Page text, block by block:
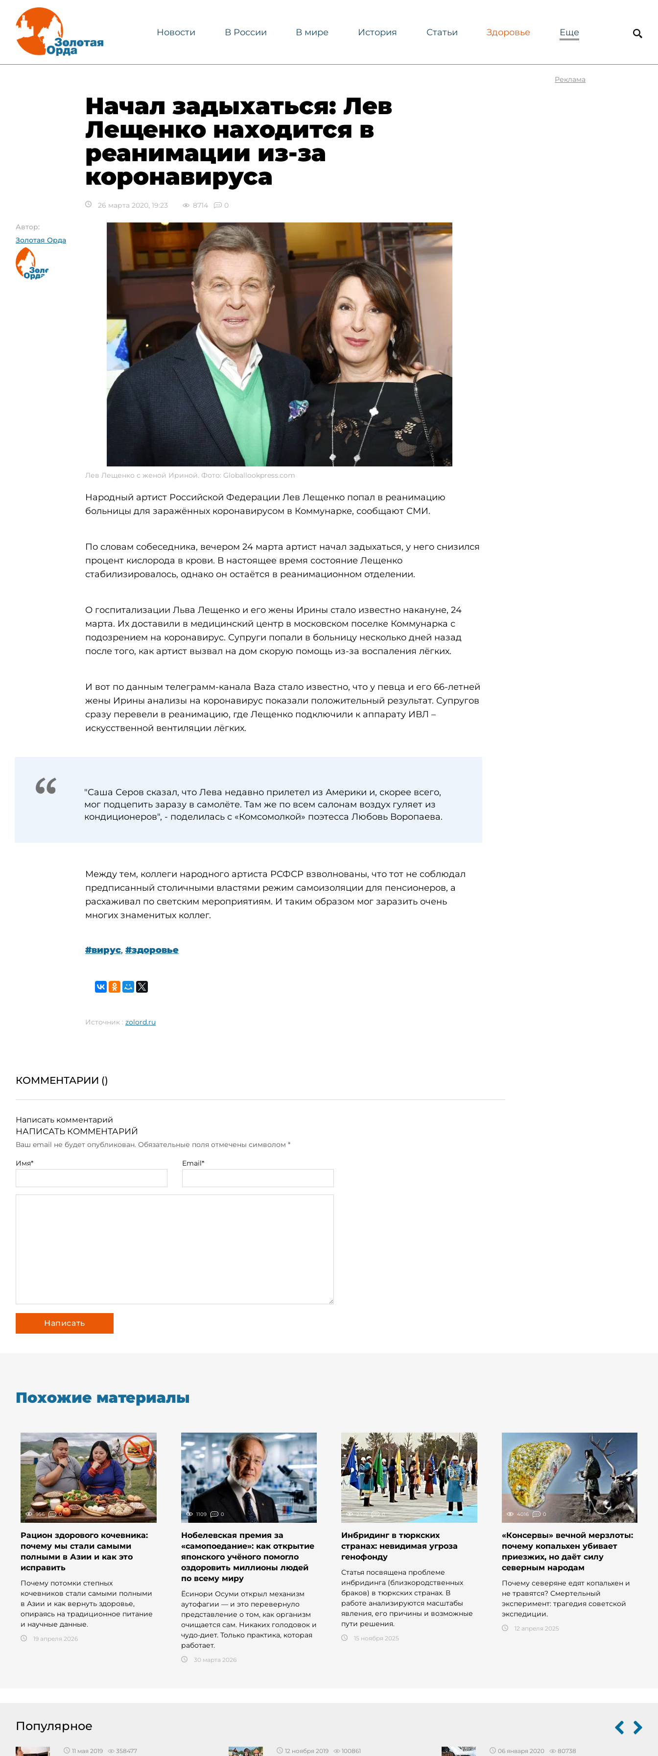
Новости В России В мире История Статьи Здоровье Еще
Начал задыхаться: Лев
Лещенко находится в
реанимации из-за
коронавируса
26 марта 2020, 19:23 8714 0
Автор:
Золотая Орда
Лев Лещенко с женой Ириной. Фото: Globallookpress.com
Народный артист Российской Федерации Лев Лещенко попал в реанимацию
больницы для заражённых коронавирусом в Коммунарке, сообщают СМИ.
По словам собеседника, вечером 24 марта артист начал задыхаться, у него снизился
процент кислорода в крови. В настоящее время состояние Лещенко
стабилизировалось, однако он остаётся в реанимационном отделении.
О госпитализации Льва Лещенко и его жены Ирины стало известно накануне, 24
марта. Их доставили в медицинский центр в московском поселке Коммунарка с
подозрением на коронавирус. Супруги попали в больницу несколько дней назад
после того, как артист вызвал на дом скорую помощь из-за воспаления лёгких.
И вот по данным телеграмм-канала Baza стало известно, что у певца и его 66-летней
жены Ирины анализы на коронавирус показали положительный результат. Супругов
сразу перевели в реанимацию, где Лещенко подключили к аппарату ИВЛ –
искусственной вентиляции лёгких.
"Саша Серов сказал, что Лева недавно прилетел из Америки и, скорее всего,
мог подцепить заразу в самолёте. Там же по всем салонам воздух гуляет из
кондиционеров", - поделилась с «Комсомолкой» поэтесса Любовь Воропаева.
Между тем, коллеги народного артиста РСФСР взволнованы, что тот не соблюдал
предписанный столичными властями режим самоизоляции для пенсионеров, а
расхаживал по светским мероприятиям. И таким образом мог заразить очень
многих знаменитых коллег.
#вирус, #здоровье
Источник : zolord.ru
Реклама
КОММЕНТАРИИ ()
Написать комментарий
НАПИСАТЬ КОММЕНТАРИЙ
Ваш email не будет опубликован. Обязательные поля отмечены символом *
Имя* Email*
Похожие материалы
956 0
Рацион здорового кочевника:
почему мы стали самыми
полными в Азии и как это
исправить
Почему потомки степных
кочевников стали самыми полными
в Азии и как вернуть здоровье,
опираясь на традиционное питание
и научные данные.
19 апреля 2026
1109 0
Нобелевская премия за
«самопоедание»: как открытие
японского учёного помогло
оздоровить миллионы людей
по всему миру
Ёсинори Осуми открыл механизм
аутофагии — и это перевернуло
представление о том, как организм
очищается сам. Никаких голодовок и
чудо-диет. Только практика, которая
работает.
30 марта 2026
2491 0
Инбридинг в тюркских
странах: невидимая угроза
генофонду
Статья посвящена проблеме
инбридинга (близкородственных
браков) в тюркских странах. В
работе анализируются масштабы
явления, его причины и возможные
пути решения.
15 ноября 2025
4016 0
«Консервы» вечной мерзлоты:
почему копальхен убивает
приезжих, но даёт силу
северным народам
Почему северяне едят копальхен и
не травятся? Смертельный
эксперимент: трагедия советской
экспедиции.
12 апреля 2025
Популярное
11 мая 2019 358477 12 ноября 2019 100861 06 января 2020 80738